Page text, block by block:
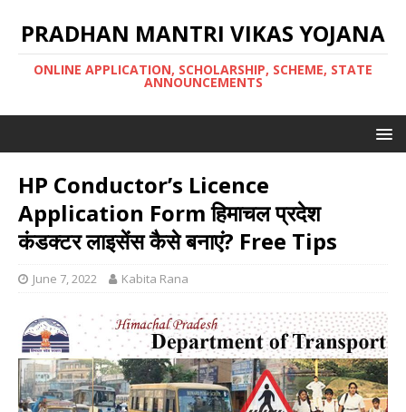
PRADHAN MANTRI VIKAS YOJANA
ONLINE APPLICATION, SCHOLARSHIP, SCHEME, STATE
ANNOUNCEMENTS
HP Conductor’s Licence
Application Form हिमाचल प्रदेश
कंडक्टर लाइसेंस कैसे बनाएं? Free Tips
June 7, 2022 Kabita Rana